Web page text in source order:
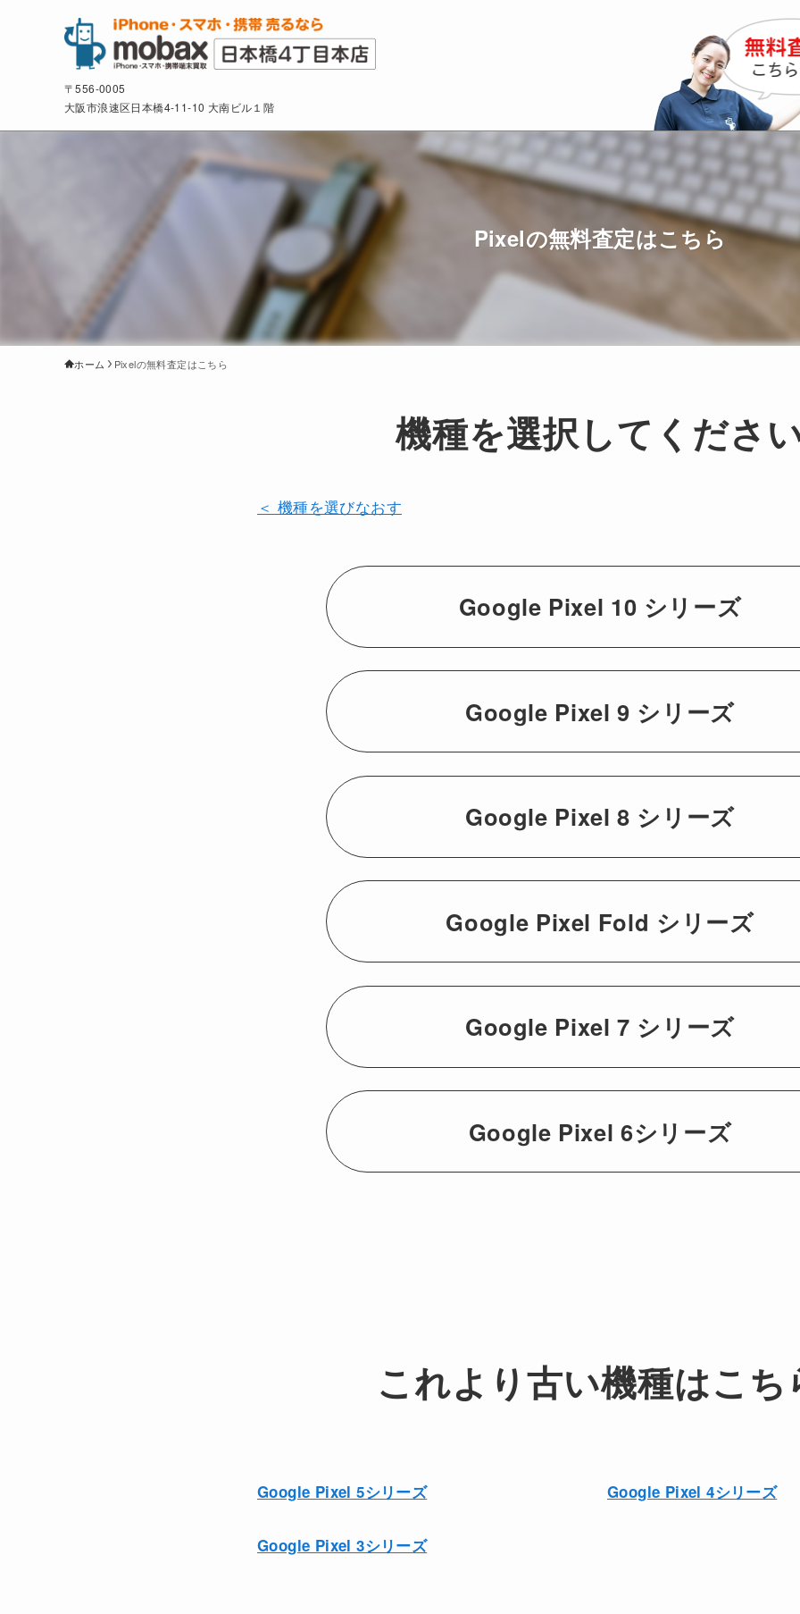
〒556-0005
大阪市浪速区日本橋4-11-10 大南ビル１階
Pixelの無料査定はこちら
ホーム Pixelの無料査定はこちら
機種を選択してくださ
＜ 機種を選びなおす
Google Pixel 10 シリーズ
Google Pixel 9 シリーズ
Google Pixel 8 シリーズ
Google Pixel Fold シリーズ
Google Pixel 7 シリーズ
Google Pixel 6シリーズ
これより古い機種はこち
Google Pixel 5シリーズ
Google Pixel 3シリーズ
Google Pixel 4シリーズ